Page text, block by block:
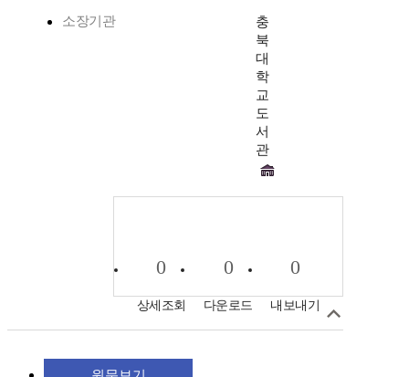
소장기관
충
북
대
학
교
도
서
관
0
상세조회
0
다운로드
0
내보내기